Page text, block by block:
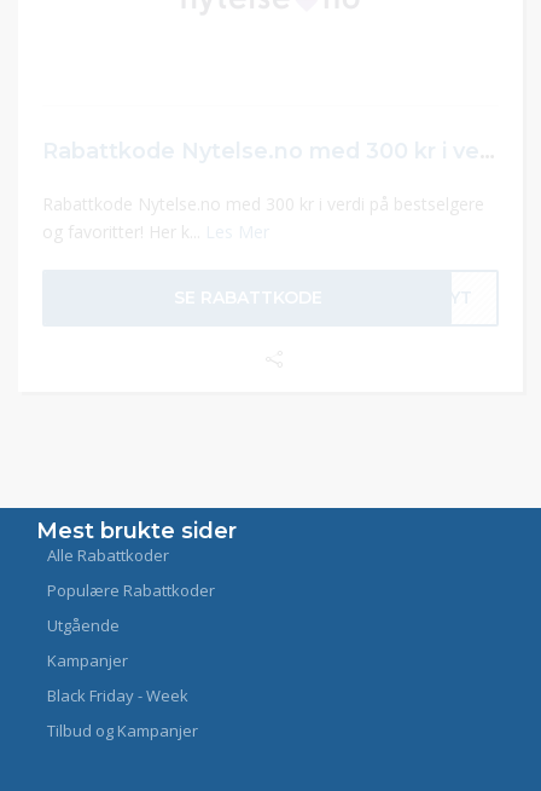
Rabattkode Nytelse.no med 300 kr i verdi på bestselgere
og favoritter! Her k...
Mest brukte sider
Alle Rabattkoder
Populære Rabattkoder
Utgående
Kampanjer
Black Friday - Week
Tilbud og Kampanjer